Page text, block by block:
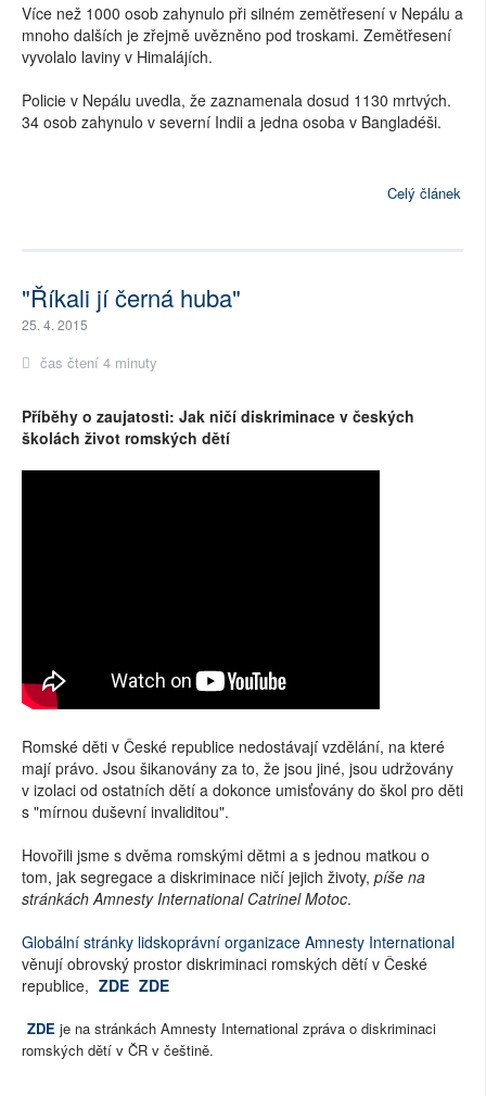
Více než 1000 osob zahynulo při silném zemětřesení v Nepálu a
mnoho dalších je zřejmě uvězněno pod troskami. Zemětřesení
vyvolalo laviny v Himalájích.
Policie v Nepálu uvedla, že zaznamenala dosud 1130 mrtvých.
34 osob zahynulo v severní Indii a jedna osoba v Bangladéši.
Celý článek
"Říkali jí černá huba"
25. 4. 2015
čas čtení 4 minuty
Příběhy o zaujatosti: Jak ničí diskriminace v českých
školách život romských dětí
Romské děti v České republice nedostávají vzdělání, na které
mají právo. Jsou šikanovány za to, že jsou jiné, jsou udržovány
v izolaci od ostatních dětí a dokonce umisťovány do škol pro děti
s "mírnou duševní invaliditou".
Hovořili jsme s dvěma romskými dětmi a s jednou matkou o
tom, jak segregace a diskriminace ničí jejich životy, píše na
stránkách Amnesty International Catrinel Motoc.
Globální stránky lidskoprávní organizace Amnesty International
věnují obrovský prostor diskriminaci romských dětí v České
republice, ZDE ZDE
ZDE je na stránkách Amnesty International zpráva o diskriminaci
romských dětí v ČR v češtině.